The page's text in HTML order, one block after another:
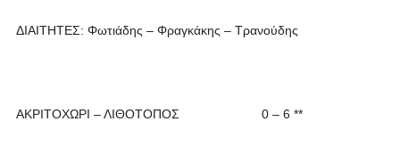
ΔΙΑΙΤΗΤΕΣ: Φωτιάδης – Φραγκάκης – Τρανούδης
ΑΚΡΙΤΟΧΩΡΙ – ΛΙΘΟΤΟΠΟΣ 0 – 6 **